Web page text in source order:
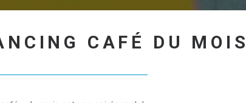
CAFÉ DU